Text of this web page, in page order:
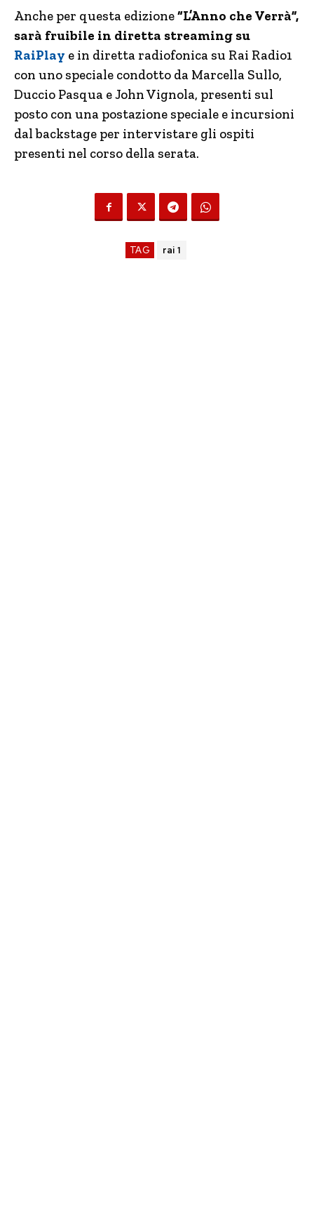
Anche per questa edizione“L’Anno che Verrà”,
sarà fruibile in diretta streaming su
RaiPlay e in diretta radiofonica su Rai Radio1
con uno speciale condotto da Marcella Sullo,
Duccio Pasqua e John Vignola, presenti sul
posto con una postazione speciale e incursioni
dal backstage per intervistare gli ospiti
presenti nel corso della serata.
TAG rai 1